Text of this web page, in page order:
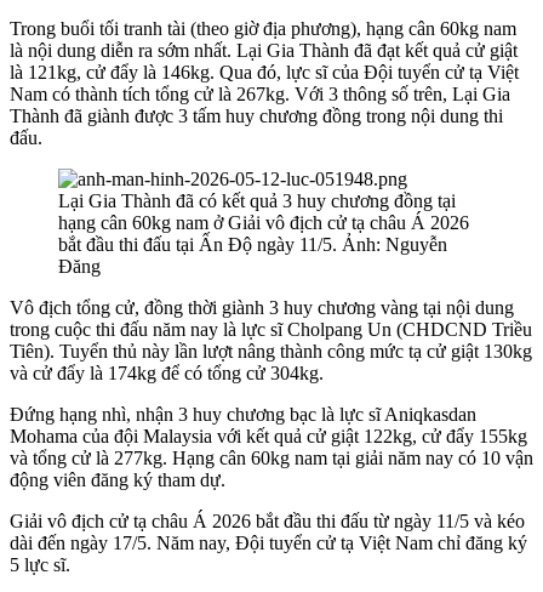
Trong buổi tối tranh tài (theo giờ địa phương), hạng cân 60kg nam
là nội dung diễn ra sớm nhất. Lại Gia Thành đã đạt kết quả cử giật
là 121kg, cử đẩy là 146kg. Qua đó, lực sĩ của Đội tuyển cử tạ Việt
Nam có thành tích tổng cử là 267kg. Với 3 thông số trên, Lại Gia
Thành đã giành được 3 tấm huy chương đồng trong nội dung thi
đấu.
Lại Gia Thành đã có kết quả 3 huy chương đồng tại
hạng cân 60kg nam ở Giải vô địch cử tạ châu Á 2026
bắt đầu thi đấu tại Ấn Độ ngày 11/5. Ảnh: Nguyễn
Đăng
Vô địch tổng cử, đồng thời giành 3 huy chương vàng tại nội dung
trong cuộc thi đấu năm nay là lực sĩ Cholpang Un (CHDCND Triều
Tiên). Tuyển thủ này lần lượt nâng thành công mức tạ cử giật 130kg
và cử đẩy là 174kg để có tổng cử 304kg.
Đứng hạng nhì, nhận 3 huy chương bạc là lực sĩ Aniqkasdan
Mohama của đội Malaysia với kết quả cử giật 122kg, cử đẩy 155kg
và tổng cử là 277kg. Hạng cân 60kg nam tại giải năm nay có 10 vận
động viên đăng ký tham dự.
Giải vô địch cử tạ châu Á 2026 bắt đầu thi đấu từ ngày 11/5 và kéo
dài đến ngày 17/5. Năm nay, Đội tuyển cử tạ Việt Nam chỉ đăng ký
5 lực sĩ.